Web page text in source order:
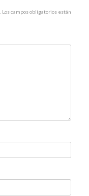
Los campos obligatorios están